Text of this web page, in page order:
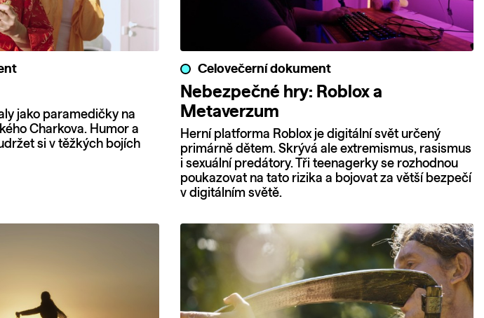
jako paramedičky na
Charkova. Humor a
si v těžkých bojích
Celovečerní dokument
Nebezpečné hry: Roblox a
Metaverzum
Herní platforma Roblox je digitální svět určený
primárně dětem. Skrývá ale extremismus, rasismus
i sexuální predátory. Tři teenagerky se rozhodnou
poukazovat na tato rizika a bojovat za větší bezpečí
v digitálním světě.